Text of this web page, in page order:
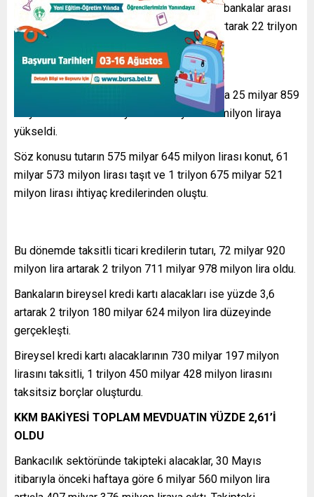
Bankacılık sektöründe toplam mevduat ise bankalar arası
dahil geçen hafta 77 milyar 50 milyon lira artarak 22 trilyon
95 milyar 597 milyon lira oldu.
TÜKETİCİ KREDİLERİ UÇTU
Tüketici kredilerinin tutarı, 30 mayıs itibarıyla 25 milyar 859
milyon lira artarak 2 trilyon 312 milyar 738 milyon liraya
yükseldi.
Söz konusu tutarın 575 milyar 645 milyon lirası konut, 61
milyar 573 milyon lirası taşıt ve 1 trilyon 675 milyar 521
milyon lirası ihtiyaç kredilerinden oluştu.
Bu dönemde taksitli ticari kredilerin tutarı, 72 milyar 920
milyon lira artarak 2 trilyon 711 milyar 978 milyon lira oldu.
Bankaların bireysel kredi kartı alacakları ise yüzde 3,6
artarak 2 trilyon 180 milyar 624 milyon lira düzeyinde
gerçekleşti.
Bireysel kredi kartı alacaklarının 730 milyar 197 milyon
lirasını taksitli, 1 trilyon 450 milyar 428 milyon lirasını
taksitsiz borçlar oluşturdu.
KKM BAKİYESİ TOPLAM MEVDUATIN YÜZDE 2,61’İ
OLDU
Bankacılık sektöründe takipteki alacaklar, 30 Mayıs
itibarıyla önceki haftaya göre 6 milyar 560 milyon lira